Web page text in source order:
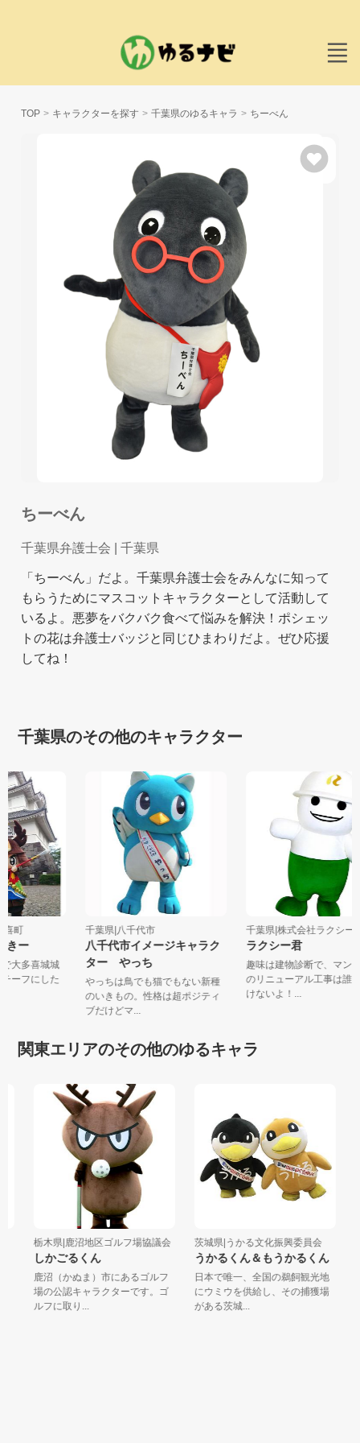
TOP キャラクターを探す 千葉県のゆるキャラ ちーべん
ちーべん
千葉県弁護士会 | 千葉県
「ちーべん」だよ。千葉県弁護士会をみんなに知って
もらうためにマスコットキャラクターとして活動して
いるよ。悪夢をバクバク食べて悩みを解決！ポシェッ
トの花は弁護士バッジと同じひまわりだよ。ぜひ応援
してね！
千葉県のその他のキャラクター
喜町
きー
で大多喜城城
チーフにした
千葉県|八千代市
八千代市イメージキャラク
ター やっち
やっちは鳥でも猫でもない新種
のいきもの。性格は超ポジティ
ブだけどマ...
千葉県|株式会社ラクシ
ラクシー君
趣味は建物診断で、マ
のリニューアル工事は
けないよ！...
関東エリアのその他のゆるキャラ
栃木県|鹿沼地区ゴルフ場協議会
しかごるくん
鹿沼（かぬま）市にあるゴルフ
場の公認キャラクターです。ゴ
ルフに取り...
茨城県|うかる文化振興委員会
うかるくん＆もうかるくん
日本で唯一、全国の鵜飼観光地
にウミウを供給し、その捕獲場
がある茨城...